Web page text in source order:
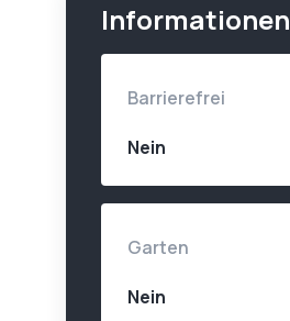
Informationen
Barrierefrei
Nein
Garten
Nein